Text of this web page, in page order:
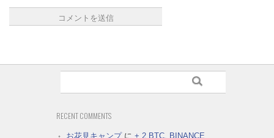
RECENT COMMENTS
お花見キャンプに + 2 BTC. BINANCE